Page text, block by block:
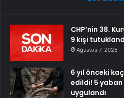
CHP’nin 38.
9 kişi
Ağustos 7, 2026
6 yıl önceki
edildi! 5
uygulandı